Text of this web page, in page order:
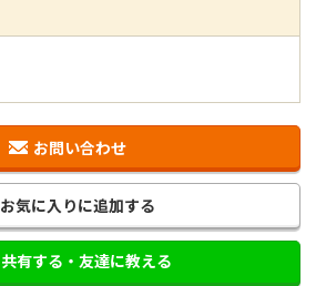
お問い合わせ
お気に入りに追加する
共有する・友達に教える